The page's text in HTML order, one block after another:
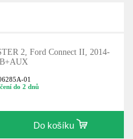
2, Ford Connect II, 2014-
01
do 2 dnů
Do košíku